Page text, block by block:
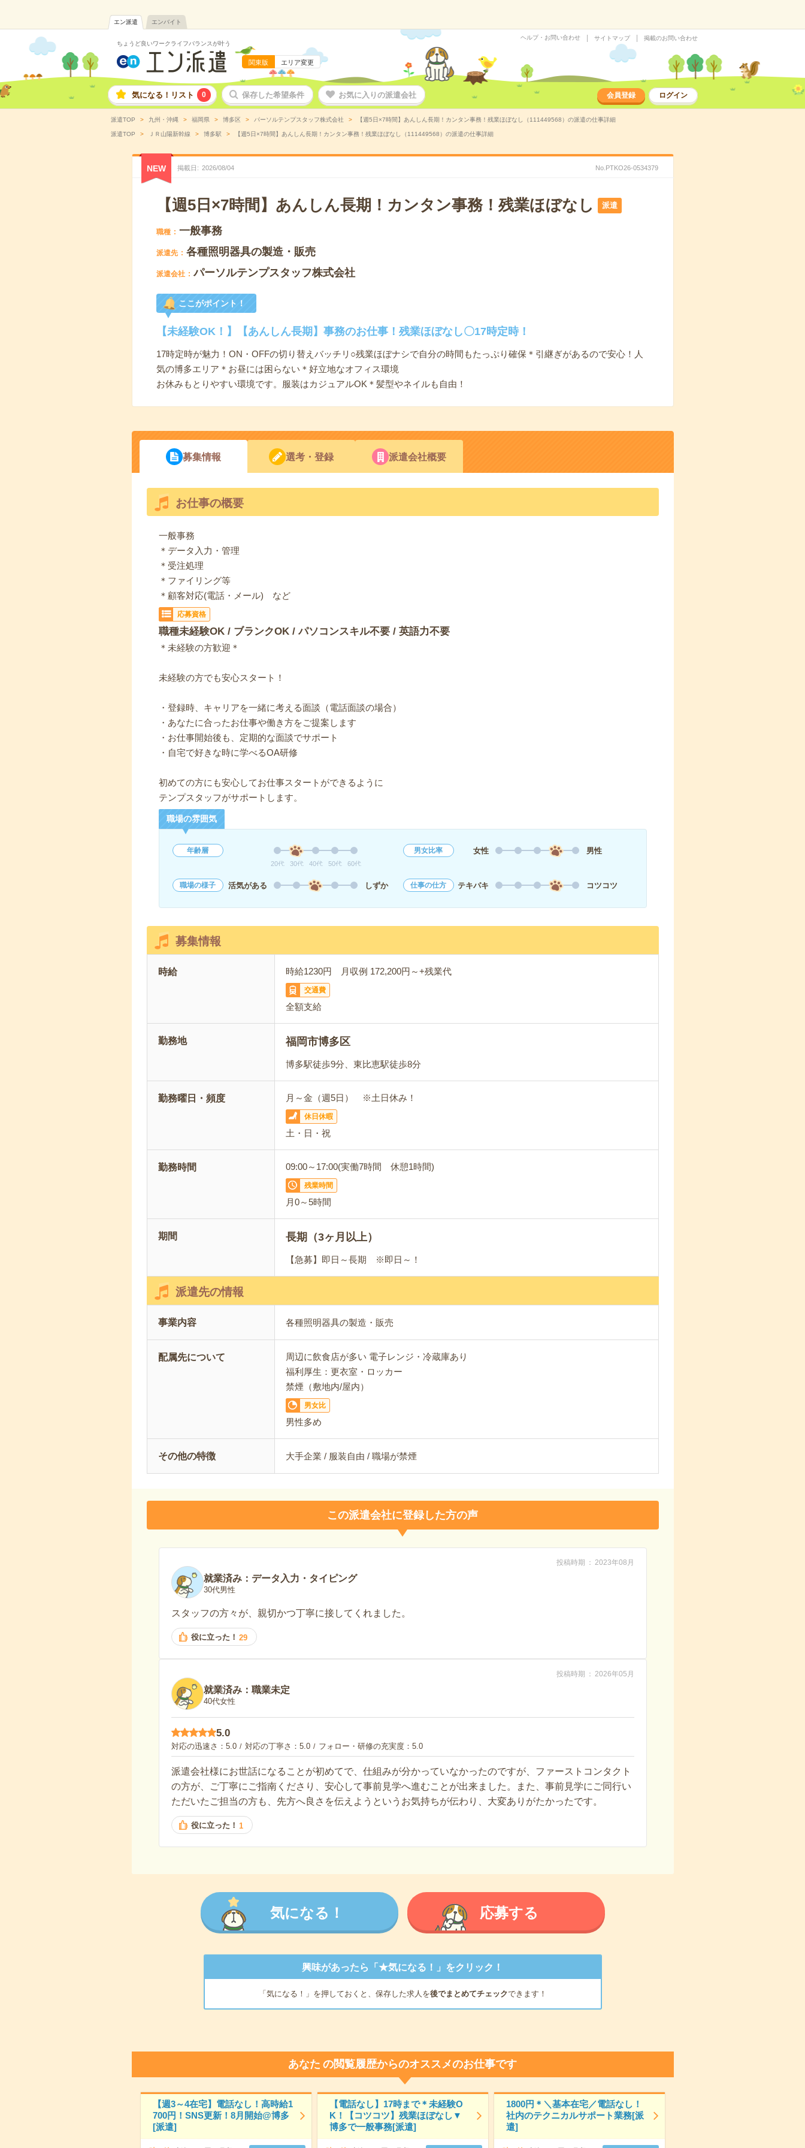
エン派遣 エンバイト
ちょうど良いワークライフバランスが叶う
関東版 エリア変更
ヘルプ・お問い合わせ サイトマップ 掲載のお問い合わせ
気になる！リスト 0 保存した希望条件 お気に入りの派遣会社 会員登録 ログイン
派遣TOP 九州・沖縄 福岡県 博多区 パーソルテンプスタッフ株式会社 【週5日×7時間】あんしん長期！カンタン事務！残業ほぼなし（111449568）の派遣の仕事詳細
派遣TOP ＪＲ山陽新幹線 博多駅 【週5日×7時間】あんしん長期！カンタン事務！残業ほぼなし（111449568）の派遣の仕事詳細
NEW 掲載日 2026/08/04 No.PTKO26-0534379
【週5日×7時間】あんしん長期！カンタン事務！残業ほぼなし 派遣
職種 一般事務
派遣先 各種照明器具の製造・販売
派遣会社 パーソルテンプスタッフ株式会社
ここがポイント！
【未経験OK！】【あんしん長期】事務のお仕事！残業ほぼなし〇17時定時！
17時定時が魅力！ON・OFFの切り替えバッチリ○残業ほぼナシで自分の時間もたっぷり確保＊引継ぎがあるので安心！人
気の博多エリア＊お昼には困らない＊好立地なオフィス環境
お休みもとりやすい環境です。服装はカジュアルOK＊髪型やネイルも自由！
募集情報 選考・登録 派遣会社概要
お仕事の概要
一般事務
＊データ入力・管理
＊受注処理
＊ファイリング等
＊顧客対応(電話・メール) など
応募資格
職種未経験OK / ブランクOK / パソコンスキル不要 / 英語力不要
＊未経験の方歓迎＊
未経験の方でも安心スタート！
・登録時、キャリアを一緒に考える面談（電話面談の場合）
・あなたに合ったお仕事や働き方をご提案します
・お仕事開始後も、定期的な面談でサポート
・自宅で好きな時に学べるOA研修
初めての方にも安心してお仕事スタートができるように
テンプスタッフがサポートします。
職場の雰囲気
年齢層
20代 30代 40代 50代 60代
男女比率 女性 男性
職場の様子 活気がある しずか 仕事の仕方 テキパキ コツコツ
募集情報
時給 時給1230円 月収例 172,200円～+残業代
交通費
全額支給
勤務地 福岡市博多区
博多駅徒歩9分、東比恵駅徒歩8分
勤務曜日・頻度 月～金（週5日） ※土日休み！
休日休暇
土・日・祝
勤務時間 09:00～17:00(実働7時間 休憩1時間)
残業時間
月0～5時間
期間 長期（3ヶ月以上）
【急募】即日～長期 ※即日～！
派遣先の情報
事業内容 各種照明器具の製造・販売
配属先について
周辺に飲食店が多い 電子レンジ・冷蔵庫あり
福利厚生：更衣室・ロッカー
禁煙（敷地内/屋内）
男女比
男性多め
その他の特徴 大手企業 / 服装自由 / 職場が禁煙
この派遣会社に登録した方の声
投稿時期 2023年08月
就業済み：データ入力・タイピング
30代男性
スタッフの方々が、親切かつ丁寧に接してくれました。
役に立った！ 29
投稿時期 2026年05月
就業済み：職業未定
40代女性
5.0
対応の迅速さ 5.0 対応の丁寧さ 5.0 フォロー・研修の充実度 5.0
派遣会社様にお世話になることが初めてで、仕組みが分かっていなかったのですが、ファーストコンタクト
の方が、ご丁寧にご指南くださり、安心して事前見学へ進むことが出来ました。また、事前見学にご同行い
ただいたご担当の方も、先方へ良さを伝えようというお気持ちが伝わり、大変ありがたかったです。
役に立った！ 1
気になる！ 応募する
興味があったら「★気になる！」をクリック！
「気になる！」を押しておくと、保存した求人を後でまとめてチェックできます！
あなた の閲覧履歴からのオススメのお仕事です
【週3～4在宅】電話なし！高時給1
700円！SNS更新！8月開始@博多
[派遣]
【電話なし】17時まで＊未経験O
K！【コツコツ】残業ほぼなし▼
博多で一般事務[派遣]
1800円＊＼基本在宅／電話なし！
社内のテクニカルサポート業務[派
遣]